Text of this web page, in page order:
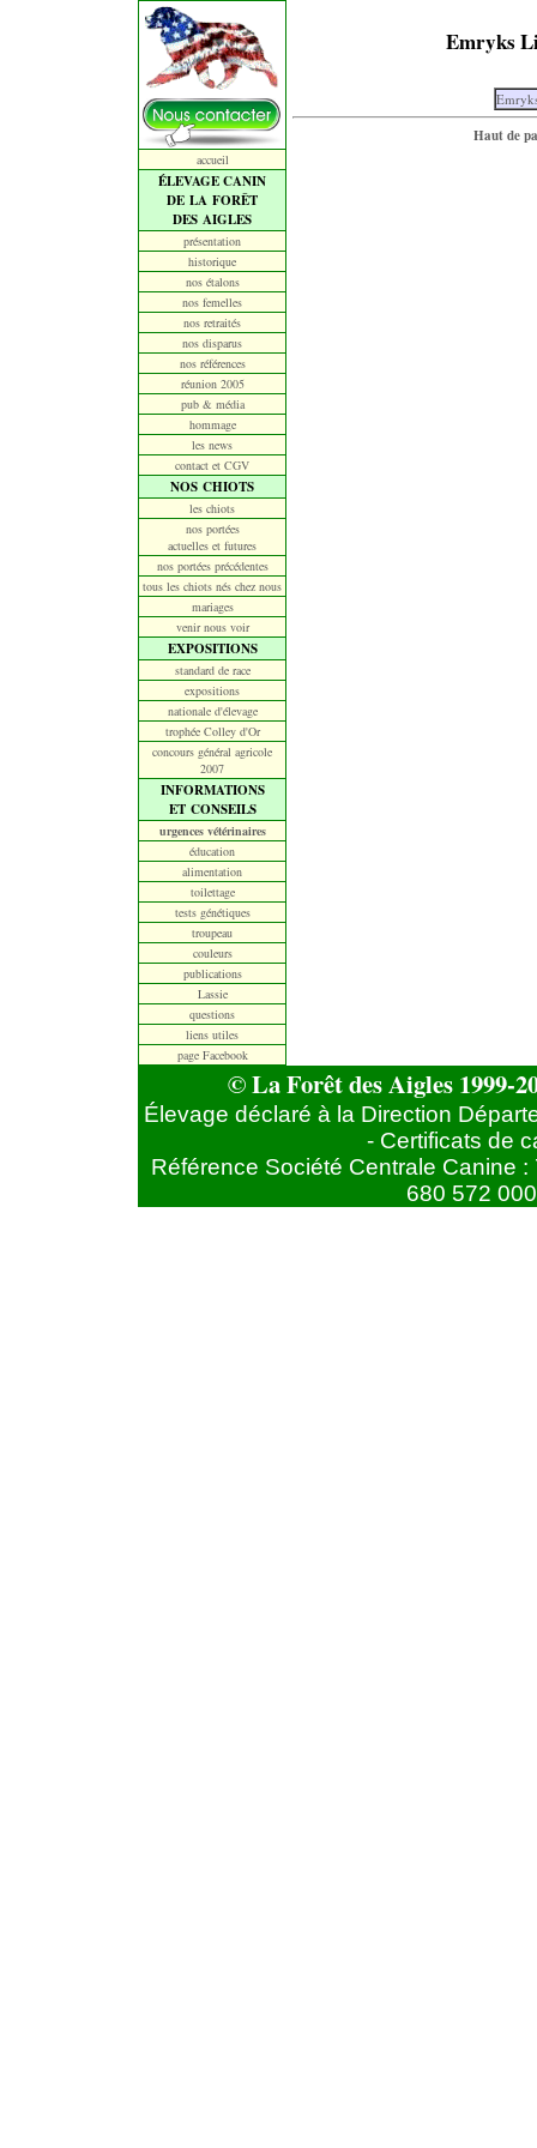
accueil
ÉLEVAGE CANIN
DE LA FORÊT
DES AIGLES
présentation
historique
nos étalons
nos femelles
nos retraités
nos disparus
nos références
réunion 2005
pub & média
hommage
les news
contact et CGV
NOS CHIOTS
les chiots
nos portées
actuelles et futures
nos portées précédentes
tous les chiots nés chez nous
mariages
venir nous voir
EXPOSITIONS
standard de race
expositions
nationale d'élevage
trophée Colley d'Or
concours général agricole
2007
INFORMATIONS
ET CONSEILS
urgences vétérinaires
éducation
alimentation
toilettage
tests génétiques
troupeau
couleurs
publications
Lassie
questions
liens utiles
page Facebook
Emryks
Haut de
© La Forêt des Aigles 1999-
Élevage déclaré à la Direction
- Certificats de
Référence Société Centrale Canine
680 572